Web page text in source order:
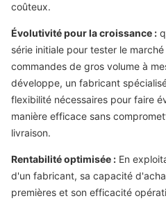
coûteux.
Évolutivité pour la croissance :
série initiale pour tester le
commandes de gros volume à
développe, un fabricant
flexibilité nécessaires pour faire
manière efficace sans
livraison.
Rentabilité optimisée : En
d'un fabricant, sa capacité
premières et son efficacité